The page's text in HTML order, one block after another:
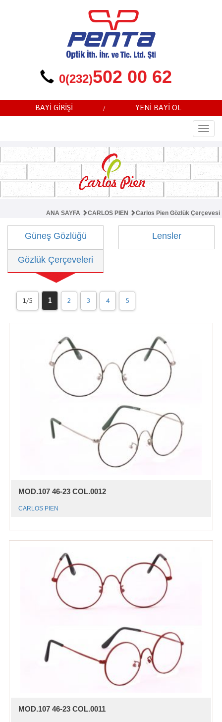
0(232)502 00 62
BAYİ GİRİŞİ / YENİ BAYİ OL
ANA SAYFA CARLOS PIEN Carlos Pien Gözlük Çerçevesi
Güneş Gözlüğü Lensler
Gözlük Çerçeveleri
1/5 1 2 3 4 5
MOD.107 46-23 COL.0012
CARLOS PIEN
MOD.107 46-23 COL.0011